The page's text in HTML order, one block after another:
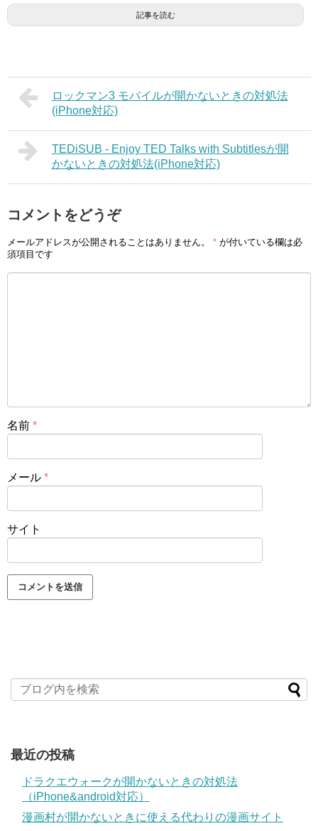
記事を読む
ロックマン3 モバイルが開かないときの対処法
(iPhone対応)
TEDiSUB - Enjoy TED Talks with Subtitlesが開
かないときの対処法(iPhone対応)
コメントをどうぞ
メールアドレスが公開されることはありません。 * が付いている欄は必
須項目です
名前 *
メール *
サイト
最近の投稿
ドラクエウォークが開かないときの対処法
（iPhone&android対応）
漫画村が開かないときに使える代わりの漫画サイト